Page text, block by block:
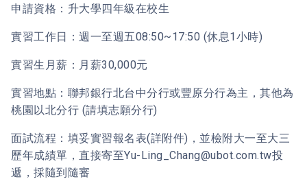
申請資格：升大學四年級在校生
實習工作日：週一至週五08:50~17:50 (休息1小時)
實習生月薪：月薪30,000元
實習地點：聯邦銀行北台中分行或豐原分行為主，其他為
桃園以北分行 (請填志願分行)
面試流程：填妥實習報名表(詳附件)，並檢附大一至大三
歷年成績單，直接寄至Yu-Ling_Chang@ubot.com.tw投
遞，採隨到隨審